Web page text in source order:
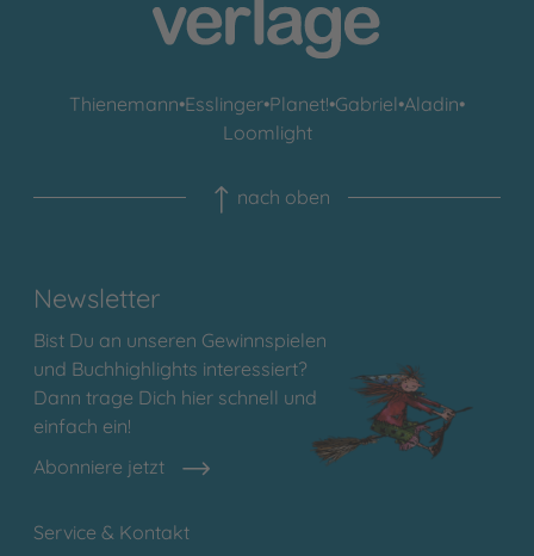
Thienemann•Esslinger•Planet!•Gabriel•Aladin•
Loomlight
nach oben
Newsletter
Bist Du an unseren Gewinnspielen
und Buchhighlights interessiert?
Dann trage Dich hier schnell und
einfach ein!
Abonniere jetzt
Service & Kontakt